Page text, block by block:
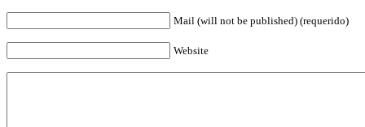
Mail (will not be published) (requerido)
Website